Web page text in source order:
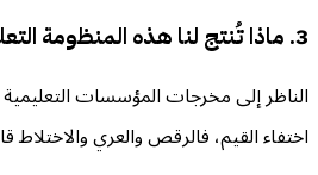
3. ماذا تُنتج لنا هذه المنظومة التعليمية؟
الناظر إلى مخرجات المؤسسات
اختفاء القيم، فالرقص والعري